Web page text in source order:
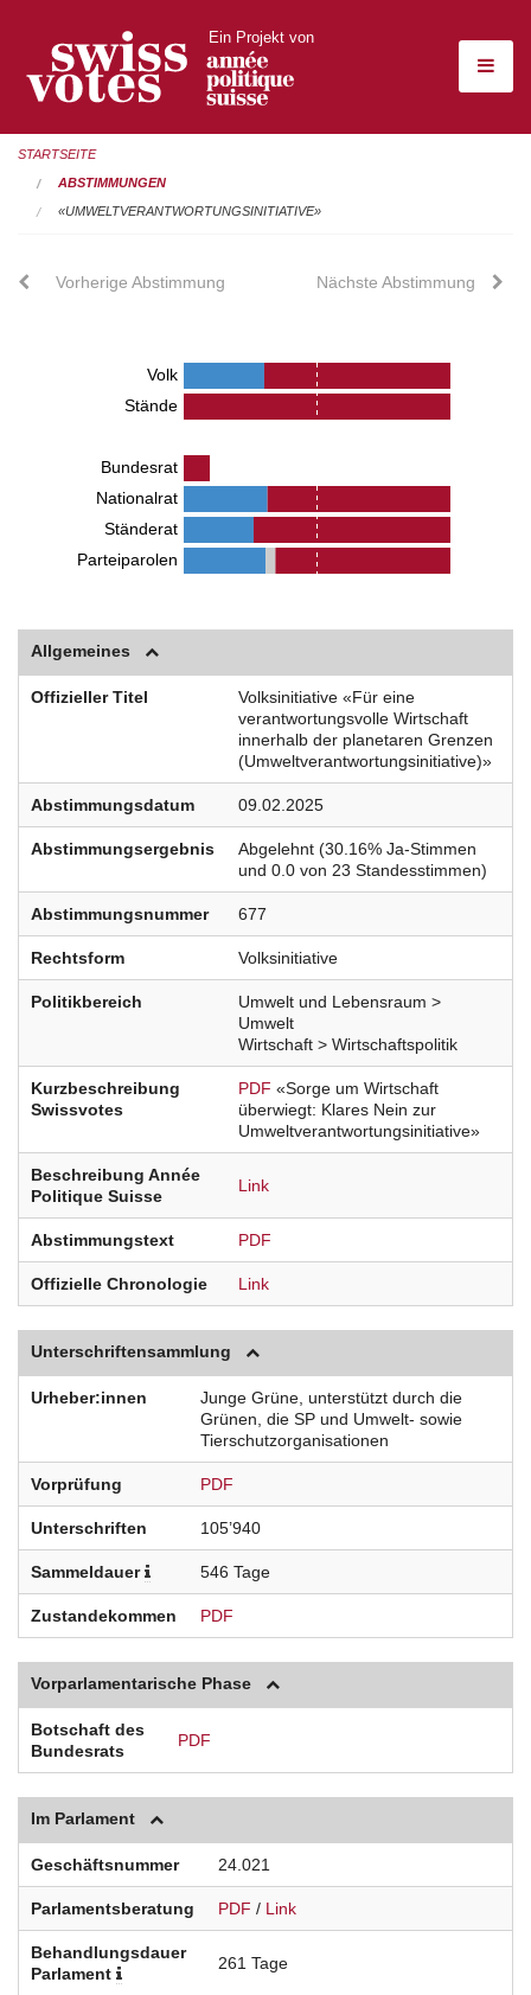
Ein Projekt von
STARTSEITE
ABSTIMMUNGEN
«UMWELTVERANTWORTUNGSINITIATIVE»
Vorherige Abstimmung Nächste Abstimmung
Volk
Stände
Bundesrat
Nationalrat
Ständerat
Parteiparolen
Allgemeines
Offizieller Titel
Volksinitiative «Für eine
verantwortungsvolle Wirtschaft
innerhalb der planetaren Grenzen
(Umweltverantwortungsinitiative)»
Abstimmungsdatum 09.02.2025
Abstimmungsergebnis
Abgelehnt (30.16% Ja-Stimmen
und 0.0 von 23 Standesstimmen)
Abstimmungsnummer 677
Rechtsform Volksinitiative
Politikbereich
Umwelt und Lebensraum >
Umwelt
Wirtschaft > Wirtschaftspolitik
Kurzbeschreibung
Swissvotes
PDF «Sorge um Wirtschaft
überwiegt: Klares Nein zur
Umweltverantwortungsinitiative»
Beschreibung Année
Politique Suisse
Link
Abstimmungstext PDF
Offizielle Chronologie Link
Unterschriftensammlung
Urheber:innen
Junge Grüne, unterstützt durch die
Grünen, die SP und Umwelt- sowie
Tierschutzorganisationen
Vorprüfung PDF
Unterschriften 105’940
Sammeldauer 546 Tage
Zustandekommen PDF
Vorparlamentarische Phase
Botschaft des
Bundesrats
PDF
Im Parlament
Geschäftsnummer 24.021
Parlamentsberatung PDF / Link
Behandlungsdauer
Parlament
261 Tage